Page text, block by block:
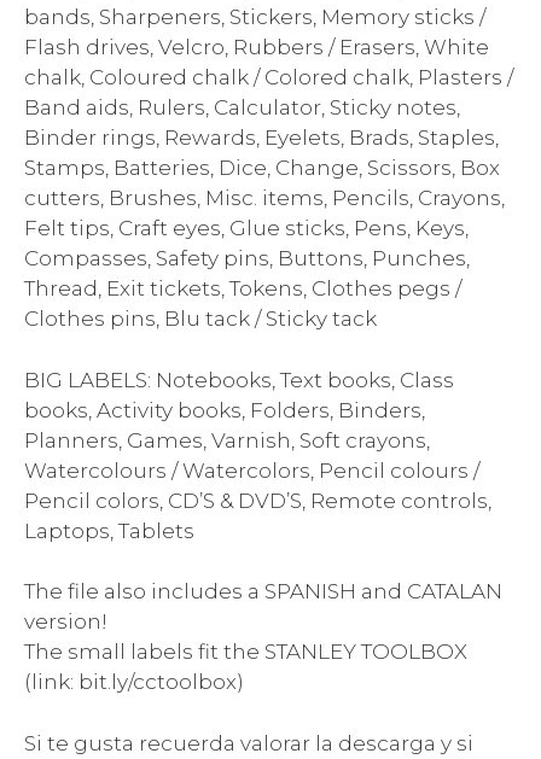
bands, Sharpeners, Stickers, Memory sticks /
Flash drives, Velcro, Rubbers / Erasers, White
chalk, Coloured chalk / Colored chalk, Plasters /
Band aids, Rulers, Calculator, Sticky notes,
Binder rings, Rewards, Eyelets, Brads, Staples,
Stamps, Batteries, Dice, Change, Scissors, Box
cutters, Brushes, Misc. items, Pencils, Crayons,
Felt tips, Craft eyes, Glue sticks, Pens, Keys,
Compasses, Safety pins, Buttons, Punches,
Thread, Exit tickets, Tokens, Clothes pegs /
Clothes pins, Blu tack / Sticky tack
BIG LABELS: Notebooks, Text books, Class
books, Activity books, Folders, Binders,
Planners, Games, Varnish, Soft crayons,
Watercolours / Watercolors, Pencil colours /
Pencil colors, CD’S & DVD’S, Remote controls,
Laptops, Tablets
The file also includes a SPANISH and CATALAN
version!
The small labels fit the STANLEY TOOLBOX
(link: bit.ly/cctoolbox)
Si te gusta recuerda valorar la descarga y si